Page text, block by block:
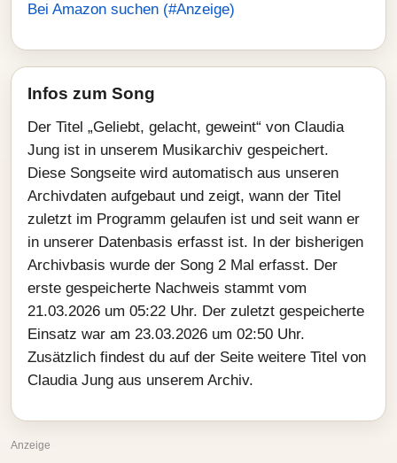
Bei Amazon suchen (#Anzeige)
Infos zum Song
Der Titel „Geliebt, gelacht, geweint“ von Claudia
Jung ist in unserem Musikarchiv gespeichert.
Diese Songseite wird automatisch aus unseren
Archivdaten aufgebaut und zeigt, wann der Titel
zuletzt im Programm gelaufen ist und seit wann er
in unserer Datenbasis erfasst ist. In der bisherigen
Archivbasis wurde der Song 2 Mal erfasst. Der
erste gespeicherte Nachweis stammt vom
21.03.2026 um 05:22 Uhr. Der zuletzt gespeicherte
Einsatz war am 23.03.2026 um 02:50 Uhr.
Zusätzlich findest du auf der Seite weitere Titel von
Claudia Jung aus unserem Archiv.
Anzeige